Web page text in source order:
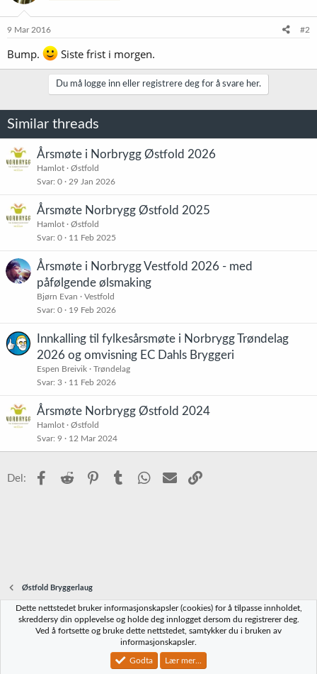
o
e
:
9 Mar 2016 #2
Bump. Siste frist i morgen.
Du må logge inn eller registrere deg for å svare her.
Similar threads
Årsmøte i Norbrygg Østfold 2026
Hamlot
Østfold
Svar 0 29 Jan 2026
Årsmøte Norbrygg Østfold 2025
Hamlot
Østfold
Svar 0 11 Feb 2025
Årsmøte i Norbrygg Vestfold 2026 - med
påfølgende ølsmaking
Bjørn Evan
Vestfold
Svar 0 19 Feb 2026
Innkalling til fylkesårsmøte i Norbrygg Trøndelag
2026 og omvisning EC Dahls Bryggeri
Espen Breivik
Trøndelag
Svar 3 11 Feb 2026
Årsmøte Norbrygg Østfold 2024
Hamlot
Østfold
Svar 9 12 Mar 2024
Del: Facebook
Reddit PinterestTumblr WhatsApp
E-post
Østfold Bryggerlaug
Norbrygg-default
Vilkår og regler Personvernregler
Community platform by XenForo® © 2010-2023 XenForo Ltd.
Dette nettstedet bruker informasjonskapsler (cookies) for å tilpasse innholdet,
skreddersy din opplevelse og holde deg innlogget dersom du registrerer deg.
Ved å fortsette og bruke dette nettstedet, samtykker du i bruken av
informasjonskapsler.
Godta Lær mer...